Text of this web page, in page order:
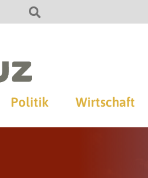
Politik Wirtschaft